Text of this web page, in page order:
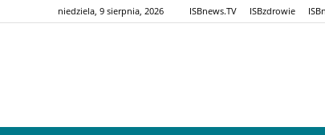
niedziela, 9 sierpnia, 2026 ISBnews.TV ISBzdrowie